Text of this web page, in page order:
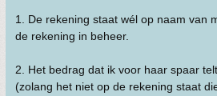
1. De rekening staat wél op naam van
de rekening in beheer.
2. Het bedrag dat ik voor haar spaar
(zolang het niet op de rekening staat